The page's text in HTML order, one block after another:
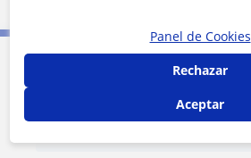
Panel de Cookies
Rechazar
Aceptar